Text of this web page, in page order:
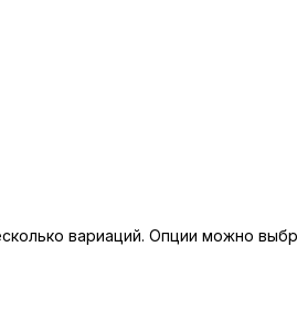
вариаций. Опции можно